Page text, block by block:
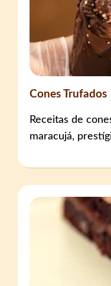
Cones Trufados
Receitas de
maracujá,